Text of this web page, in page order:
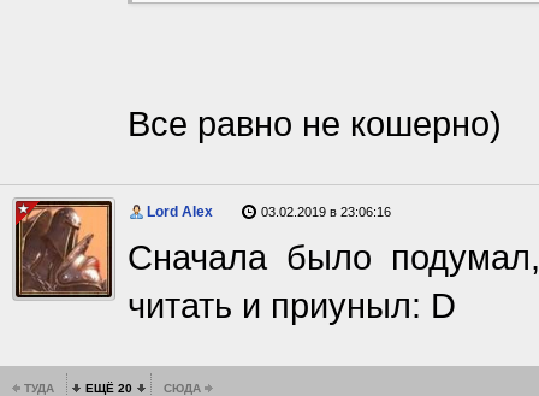
Все равно не кошерно)
Lord Alex 03.02.2019 в 23:06:16
Сначала было
читать и приуныл: D
ТУДА ЕЩЁ 20 СЮДА